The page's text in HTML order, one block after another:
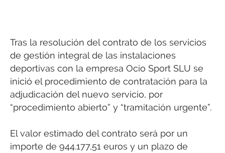
Tras la resolución del contrato de los servicios
de gestión integral de las instalaciones
deportivas con la empresa Ocio Sport SLU se
inició el procedimiento de contratación para la
adjudicación del nuevo servicio, por
“procedimiento abierto” y “tramitación urgente”.
El valor estimado del contrato será por un
importe de 944.177,51 euros y un plazo de